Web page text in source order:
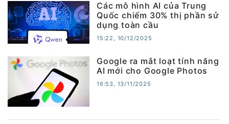
Các mô hình AI của Trung
Quốc chiếm 30% thị phần sử
dụng toàn cầu
15:22, 10/12/2025
Google ra mắt loạt tính năng
AI mới cho Google Photos
16:53, 13/11/2025